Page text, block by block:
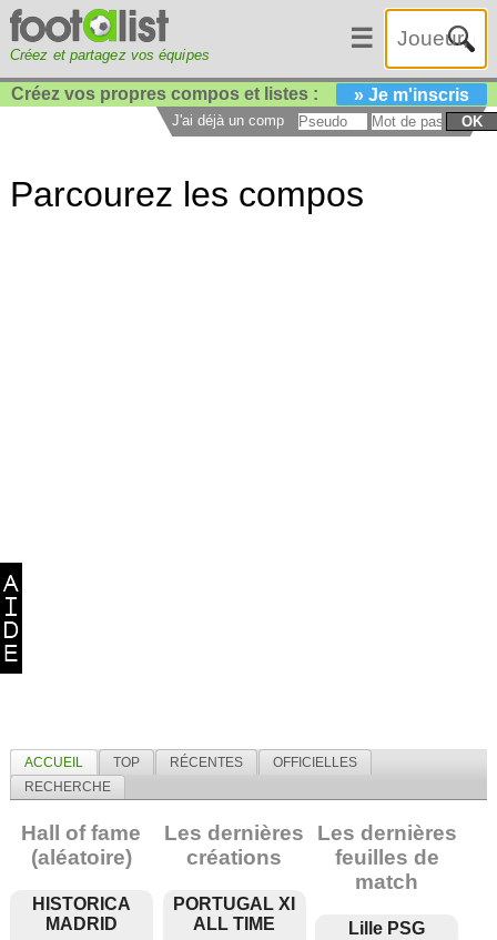
Créez et partagez vos équipes
☰
Créez vos propres compos et listes : » Je m'inscris
J'ai déjà un compte : OK
Parcourez les compos
ACCUEIL TOP RÉCENTES
OFFICIELLES
RECHERCHE
Hall of fame
(aléatoire)
HISTORICA
MADRID
Les dernières
créations
PORTUGAL XI
ALL TIME
Les dernières
feuilles de
match
Lille PSG